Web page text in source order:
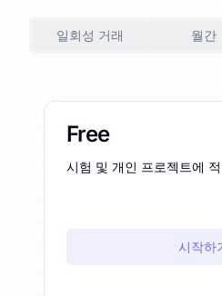
일회성 거래 월간
Free
시험 및 개인 프로젝트에
시작하